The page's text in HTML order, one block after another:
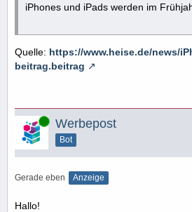
iPhones und iPads werden im
Quelle: https://www.heise.de/news/
beitrag.beitrag
Online Werbepost
Bot
Gerade eben Anzeige
Hallo!